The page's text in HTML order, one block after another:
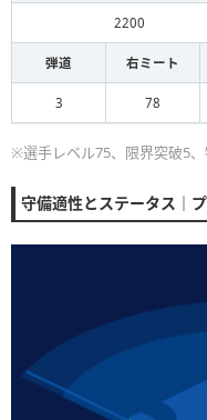
2200
弾道 右ミート
3 78
※選手レベル75、限界突破5
守備適性とステータス｜